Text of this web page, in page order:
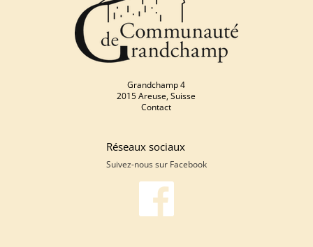
Grandchamp 4
2015 Areuse, Suisse
Contact
Réseaux sociaux
Suivez-nous sur Facebook